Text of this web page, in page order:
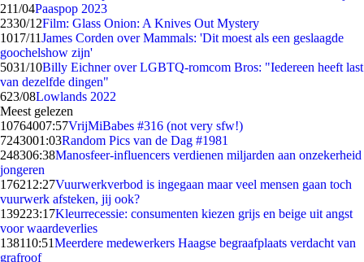
211/04Paaspop 2023
2330/12Film: Glass Onion: A Knives Out Mystery
1017/11James Corden over Mammals: 'Dit moest als een geslaagde
goochelshow zijn'
5031/10Billy Eichner over LGBTQ-romcom Bros: "Iedereen heeft last
van dezelfde dingen"
623/08Lowlands 2022
Meest gelezen
10764007:57VrijMiBabes #316 (not very sfw!)
7243001:03Random Pics van de Dag #1981
248306:38Manosfeer-influencers verdienen miljarden aan onzekerheid
jongeren
176212:27Vuurwerkverbod is ingegaan maar veel mensen gaan toch
vuurwerk afsteken, jij ook?
139223:17Kleurrecessie: consumenten kiezen grijs en beige uit angst
voor waardeverlies
138110:51Meerdere medewerkers Haagse begraafplaats verdacht van
grafroof